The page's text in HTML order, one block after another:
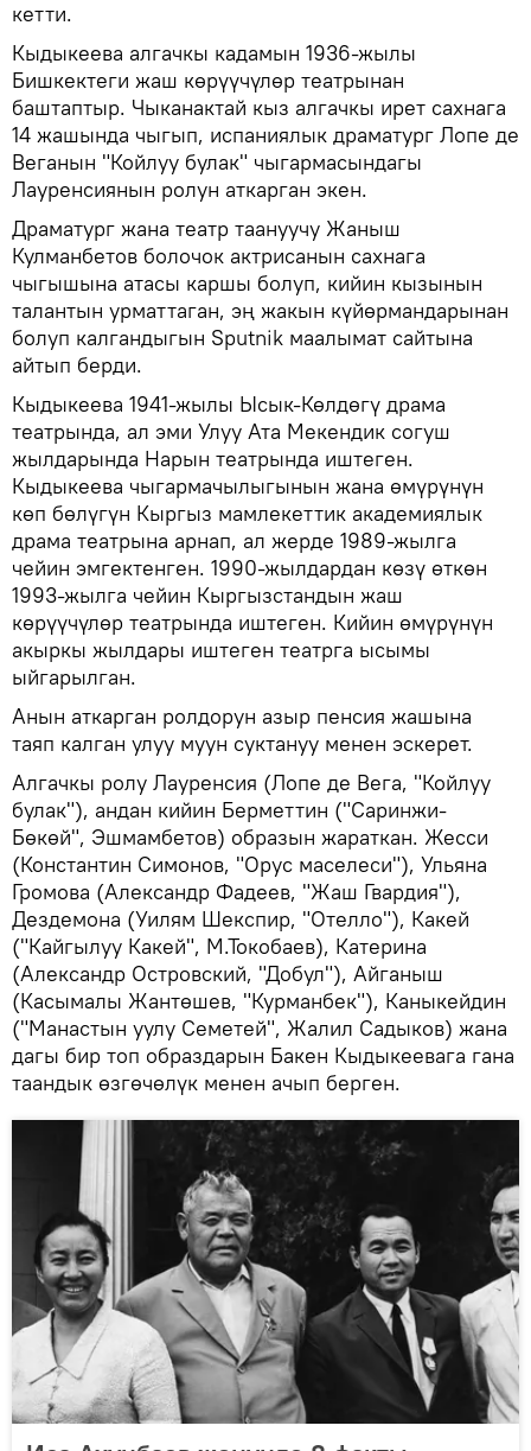
кетти.
Кыдыкеева алгачкы кадамын 1936-жылы
Бишкектеги жаш көрүүчүлөр театрынан
баштаптыр. Чыканактай кыз алгачкы ирет сахнага
14 жашында чыгып, испаниялык драматург Лопе де
Веганын "Койлуу булак" чыгармасындагы
Лауренсиянын ролун аткарган экен.
Драматург жана театр таануучу Жаныш
Кулманбетов болочок актрисанын сахнага
чыгышына атасы каршы болуп, кийин кызынын
талантын урматтаган, эң жакын күйөрмандарынан
болуп калгандыгын Sputnik маалымат сайтына
айтып берди.
Кыдыкеева 1941-жылы Ысык-Көлдөгү драма
театрында, ал эми Улуу Ата Мекендик согуш
жылдарында Нарын театрында иштеген.
Кыдыкеева чыгармачылыгынын жана өмүрүнүн
көп бөлүгүн Кыргыз мамлекеттик академиялык
драма театрына арнап, ал жерде 1989-жылга
чейин эмгектенген. 1990-жылдардан көзү өткөн
1993-жылга чейин Кыргызстандын жаш
көрүүчүлөр театрында иштеген. Кийин өмүрүнүн
акыркы жылдары иштеген театрга ысымы
ыйгарылган.
Анын аткарган ролдорун азыр пенсия жашына
таяп калган улуу муун суктануу менен эскерет.
Алгачкы ролу Лауренсия (Лопе де Вега, "Койлуу
булак"), андан кийин Берметтин ("Саринжи-
Бөкөй", Эшмамбетов) образын жараткан. Жесси
(Константин Симонов, "Орус маселеси"), Ульяна
Громова (Александр Фадеев, "Жаш Гвардия"),
Дездемона (Уилям Шекспир, "Отелло"), Какей
("Кайгылуу Какей", М.Токобаев), Катерина
(Александр Островский, "Добул"), Айганыш
(Касымалы Жантөшев, "Курманбек"), Каныкейдин
("Манастын уулу Семетей", Жалил Садыков) жана
дагы бир топ образдарын Бакен Кыдыкеевага гана
таандык өзгөчөлүк менен ачып берген.